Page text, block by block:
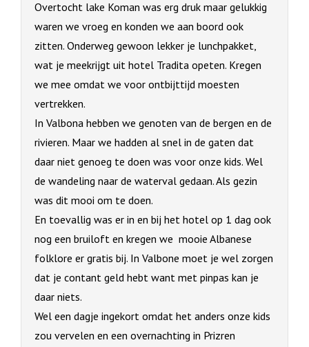
Overtocht lake Koman was erg druk maar gelukkig
waren we vroeg en konden we aan boord ook
zitten. Onderweg gewoon lekker je lunchpakket,
wat je meekrijgt uit hotel Tradita opeten. Kregen
we mee omdat we voor ontbijttijd moesten
vertrekken.
In Valbona hebben we genoten van de bergen en de
rivieren. Maar we hadden al snel in de gaten dat
daar niet genoeg te doen was voor onze kids. Wel
de wandeling naar de waterval gedaan. Als gezin
was dit mooi om te doen.
En toevallig was er in en bij het hotel op 1 dag ook
nog een bruiloft en kregen we mooie Albanese
folklore er gratis bij. In Valbone moet je wel zorgen
dat je contant geld hebt want met pinpas kan je
daar niets.
Wel een dagje ingekort omdat het anders onze kids
zou vervelen en een overnachting in Prizren